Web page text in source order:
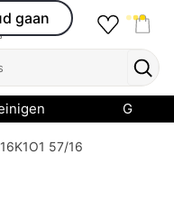
gaan
57/16